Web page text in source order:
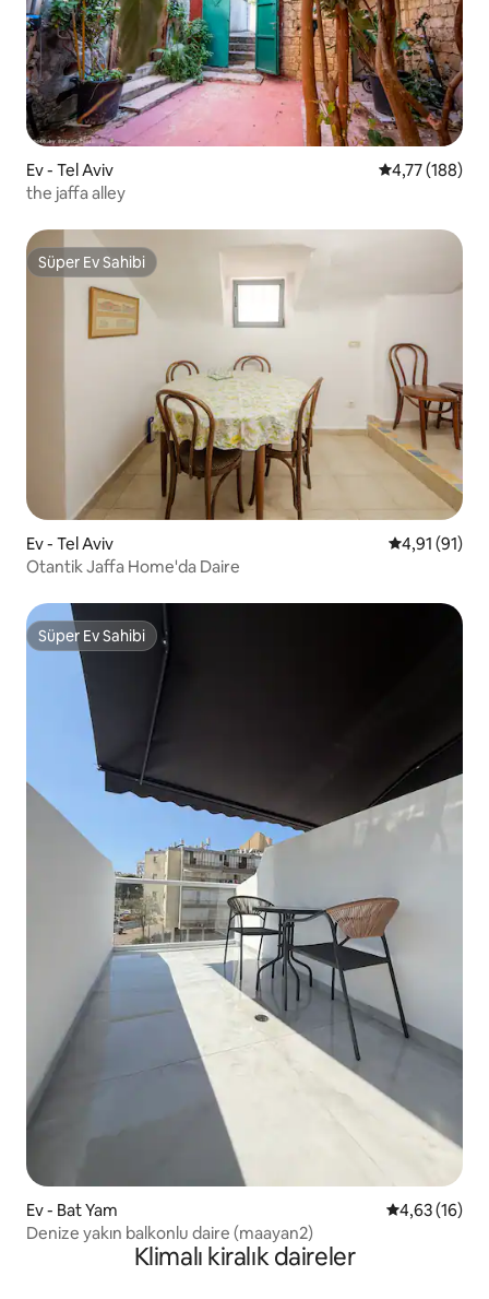
Ev - Tel Aviv 5 üzerinden
4,77 (188)
the jaffa alley
Süper Ev Sahibi
Süper Ev Sahibi
Ev - Tel Aviv 5 üzerinden
4,91 (91)
Otantik Jaffa Home'da Daire
Süper Ev Sahibi
Süper Ev Sahibi
Ev - Bat Yam 5 üzerinden
4,63 (16)
Denize yakın balkonlu daire (maayan2)
Klimalı kiralık daireler